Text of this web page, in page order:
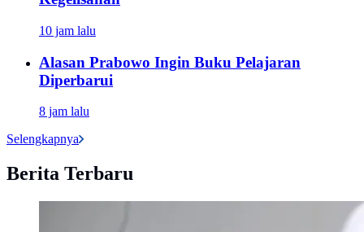
10 jam lalu
Alasan Prabowo Ingin Buku Pelajaran
Diperbarui
8 jam lalu
Selengkapnya
Berita Terbaru